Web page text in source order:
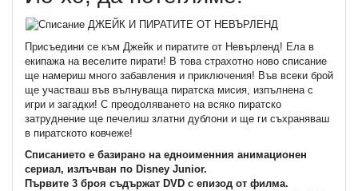
Присъедини се към Джейк и пиратите от Невърленд! Ела в
екипажа на веселите пирати! В това страхотно ново списание
ще намериш много забавления и приключения! Във всеки брой
ще участваш във вълнуваща пиратска мисия, изпълнена с
игри и загадки! С преодоляването на всяко пиратско
затруднение ще печелиш златни дублони и ще ги съхраняваш
в пиратското ковчеже!
Списанието е базирано на едноименния анимационен
сериал, излъчван по Disney Junior.
Първите 3 броя съдържат DVD с епизод от филма.